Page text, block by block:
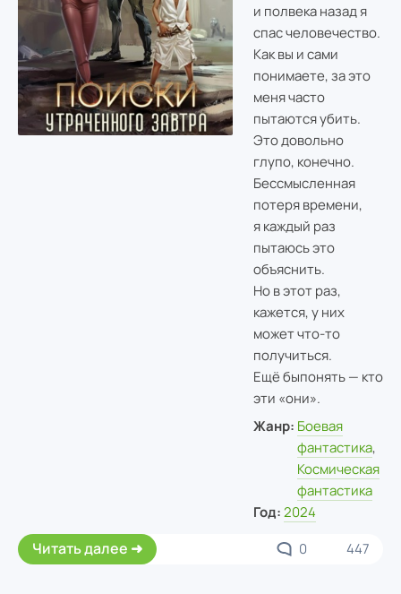
и полвека назад я
спас человечество.
Как вы и сами
понимаете, за это
меня часто
пытаются убить.
Это довольно
глупо, конечно.
Бессмысленная
потеря времени,
я каждый раз
пытаюсь это
объяснить.
Но в этот раз,
кажется, у них
может что-то
получиться.
Ещё быпонять — кто
эти «они».
Жанр: Боевая
фантастика,
Космическая
фантастика
Год: 2024
Читать далее 0 447